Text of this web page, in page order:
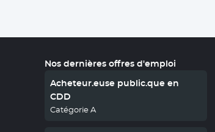
Nos dernières offres d'emploi
Acheteur.euse public.que en
CDD
Catégorie A